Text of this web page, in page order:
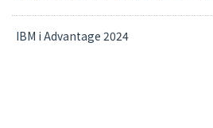
IBM i Advantage 2024